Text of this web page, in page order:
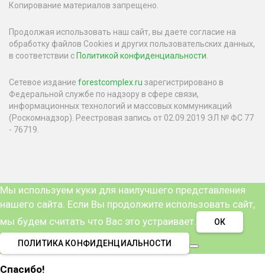
Копирование материалов запрещено.
Продолжая использовать наш сайт, вы даете согласие на
обработку файлов Cookies и других пользовательских данных,
в соответствии сПолитикой конфиденциальности
Сетевое издание forestcomplex.ru зарегистрировано в
Федеральной службе по надзору в сфере связи,
информационных технологий и массовых коммуникаций
(Роскомнадзор). Реестровая запись от 02.09.2019 ЭЛ № ФС 77
- 76719.
Мы используем куки для наилучшего представления
нашего сайта. Если Вы продолжите использовать сайт,
мы будем считать что Вас это устраивает.
ОК
ПОЛИТИКА КОНФИДЕНЦИАЛЬНОСТИ
Спасибо!